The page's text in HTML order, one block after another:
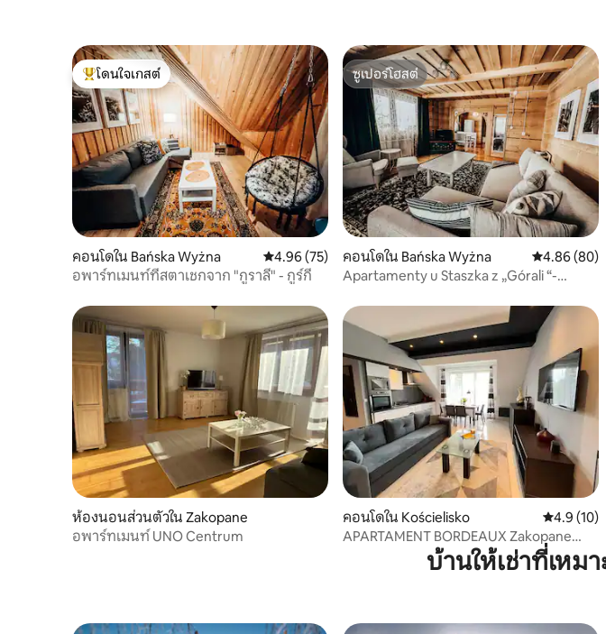
โดนใจเกสต์ที่สุด
โดนใจเกสต์
คอนโดใน Bańska Wyżna คะแนนเฉลี่ย 4.96 จาก 5, 75 รีวิว
4.96 (75)
อพาร์ทเมนท์ที่สตาเชกจาก "กูราลี" - กูร์กี
ซูเปอร์โฮสต์
ซูเปอร์โฮสต์
คอนโดใน Bańska Wyżna คะแนนเฉลี่ย
4.86 (80)
Apartamenty u Staszka z „Górali “-
ห้องนอนส่วนตัวใน Zakopane
อพาร์ทเมนท์ UNO Centrum
คอนโดใน Kościelisko คะแนนเฉ
4.9 (10)
APARTAMENT BORDEAUX Zakopane
บ้านให้เช่าที่เหม